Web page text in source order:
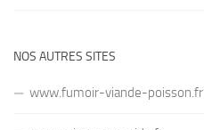
NOS AUTRES SITES
www.fumoir-viande-poisson.fr